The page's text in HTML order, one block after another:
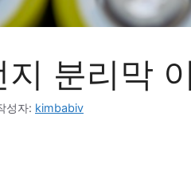
지 분리막
성자: kimbabiv